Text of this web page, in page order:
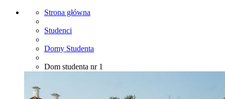
Strona główna
Studenci
Domy Studenta
Dom studenta nr 1